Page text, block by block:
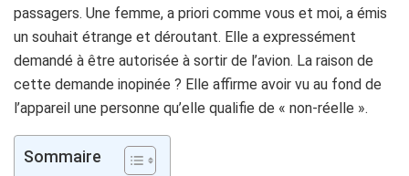
passagers. Une femme, a priori comme vous et moi, a émis
un souhait étrange et déroutant. Elle a expressément
demandé à être autorisée à sortir de l’avion. La raison de
cette demande inopinée ? Elle affirme avoir vu au fond de
l’appareil une personne qu’elle qualifie de « non-réelle ».
Sommaire